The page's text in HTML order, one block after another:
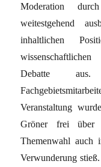
Moderation
weitestgehend
inhaltlichen
Debatte
Veranstaltung
Gröner frei über
Themenwahl auch
Verwunderung